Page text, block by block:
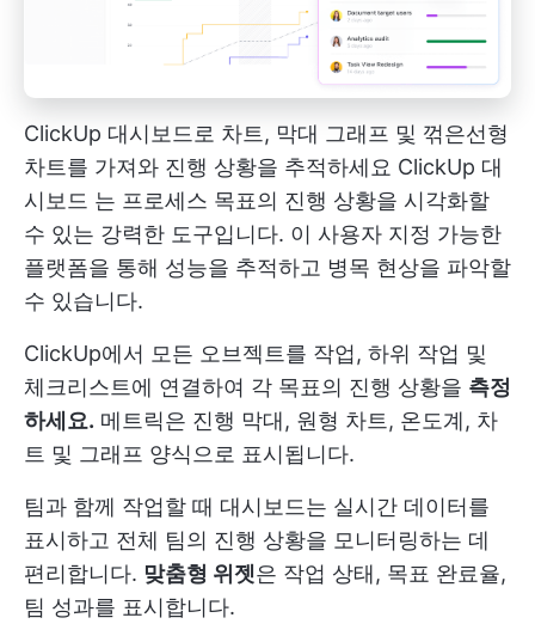
ClickUp 대시보드로 차트, 막대 그래프 및 꺾은선형
차트를 가져와 진행 상황을 추적하세요 ClickUp 대
시보드 는 프로세스 목표의 진행 상황을 시각화할
수 있는 강력한 도구입니다. 이 사용자 지정 가능한
플랫폼을 통해 성능을 추적하고 병목 현상을 파악할
수 있습니다.
ClickUp에서 모든 오브젝트를 작업, 하위 작업 및
체크리스트에 연결하여 각 목표의 진행 상황을 측정
하세요. 메트릭은 진행 막대, 원형 차트, 온도계, 차
트 및 그래프 양식으로 표시됩니다.
팀과 함께 작업할 때 대시보드는 실시간 데이터를
표시하고 전체 팀의 진행 상황을 모니터링하는 데
편리합니다. 맞춤형 위젯은 작업 상태, 목표 완료율,
팀 성과를 표시합니다.